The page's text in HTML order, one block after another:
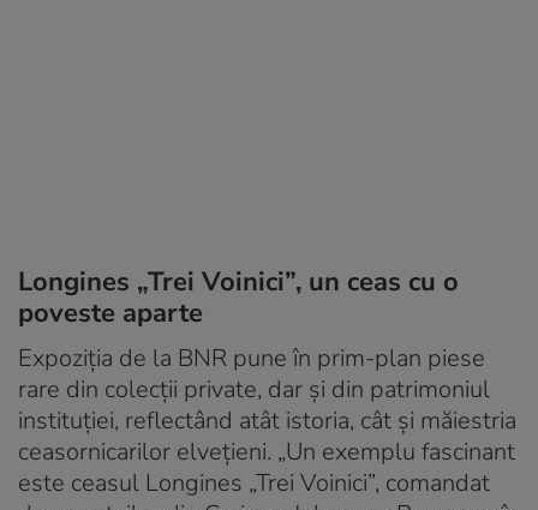
Longines „Trei Voinici”, un ceas cu o
poveste aparte
Expoziția de la BNR pune în prim-plan piese
rare din colecții private, dar și din patrimoniul
instituției, reflectând atât istoria, cât și măiestria
ceasornicarilor elvețieni. „Un exemplu fascinant
este ceasul Longines „Trei Voinici”, comandat